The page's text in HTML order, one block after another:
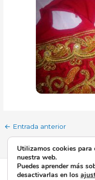
← Entrada anterior
Todos los derechos ©
Utilizamos cookies para
nuestra web.
Puedes aprender más
desactivarlas en los